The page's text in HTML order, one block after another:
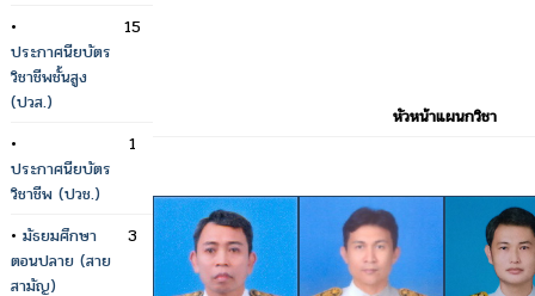
•
ประกาศนียบัตร
วิชาชีพชั้นสูง
(ปวส.)
15
•
ประกาศนียบัตร
วิชาชีพ (ปวช.)
1
• มัธยมศึกษา
ตอนปลาย (สาย
สามัญ)
3
หัวหน้าแผนกวิชา